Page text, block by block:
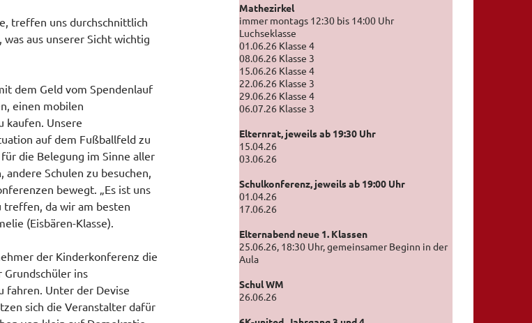
treffen uns durchschnittlich
aus unserer Sicht wichtig
dem Geld vom Spendenlauf
einen mobilen
kaufen. Unsere
auf dem Fußballfeld zu
die Belegung im Sinne aller
Schulen zu besuchen,
bewegt. „Es ist uns
treffen, da wir am besten
(Eisbären-Klasse).
der Kinderkonferenz die
ins
fahren. Unter der Devise
sich die Veranstalter dafür
Mathezirkel
immer montags 12:30 bis 14:00 Uhr
Luchseklasse
01.06.26 Klasse 4
08.06.26 Klasse 3
15.06.26 Klasse 4
22.06.26 Klasse 3
29.06.26 Klasse 4
06.07.26 Klasse 3
Elternrat, jeweils ab 19:30 Uhr
15.04.26
03.06.26
Schulkonferenz, jeweils ab 19:00 Uhr
01.04.26
17.06.26
Elternabend neue 1. Klassen
25.06.26, 18:30 Uhr, gemeinsamer Beginn in der
Aula
Schul WM
26.06.26